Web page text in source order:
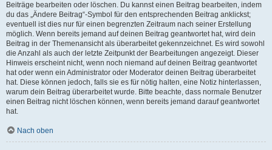
Beiträge bearbeiten oder löschen. Du kannst einen Beitrag bearbeiten, indem
du das „Ändere Beitrag“-Symbol für den entsprechenden Beitrag anklickst;
eventuell ist dies nur für einen begrenzten Zeitraum nach seiner Erstellung
möglich. Wenn bereits jemand auf deinen Beitrag geantwortet hat, wird dein
Beitrag in der Themenansicht als überarbeitet gekennzeichnet. Es wird sowohl
die Anzahl als auch der letzte Zeitpunkt der Bearbeitungen angezeigt. Dieser
Hinweis erscheint nicht, wenn noch niemand auf deinen Beitrag geantwortet
hat oder wenn ein Administrator oder Moderator deinen Beitrag überarbeitet
hat. Diese können jedoch, falls sie es für nötig halten, eine Notiz hinterlassen,
warum dein Beitrag überarbeitet wurde. Bitte beachte, dass normale Benutzer
einen Beitrag nicht löschen können, wenn bereits jemand darauf geantwortet
hat.
Nach oben